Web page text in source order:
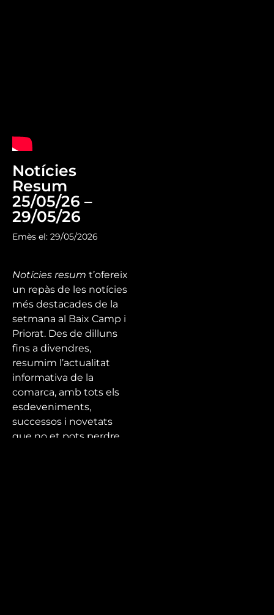
Notícies
Resum
25/05/26 –
29/05/26
Emès el: 29/05/2026
Notícies resum t’ofereix
un repàs de les notícies
més destacades de la
setmana al Baix Camp i
Priorat. Des de dilluns
fins a divendres,
resumim l’actualitat
informativa de la
comarca, amb tots els
esdeveniments,
successos i novetats
que no et pots perdre.